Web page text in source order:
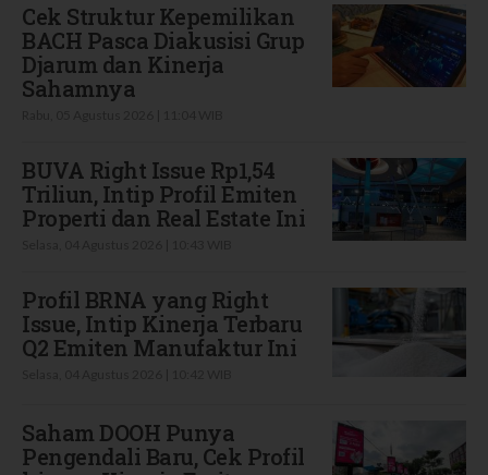
Cek Struktur Kepemilikan
BACH Pasca Diakusisi Grup
Djarum dan Kinerja
Sahamnya
BUVA Right Issue Rp1,54
Triliun, Intip Profil Emiten
Properti dan Real Estate Ini
Profil BRNA yang Right
Issue, Intip Kinerja Terbaru
Q2 Emiten Manufaktur Ini
Saham DOOH Punya
Pengendali Baru, Cek Profil